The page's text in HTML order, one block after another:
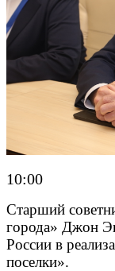
10:00
Старший
города» Джон
России в
поселки».